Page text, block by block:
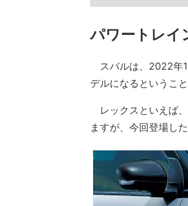
パワートレイ
スバルは、2022年
デルになるということ
レックスといえば
ますが、今回登場し